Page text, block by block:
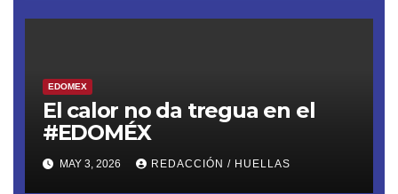
EDOMEX
El calor no da tregua en el
#EDOMÉX
MAY 3, 2026 REDACCIÓN / HUELLAS